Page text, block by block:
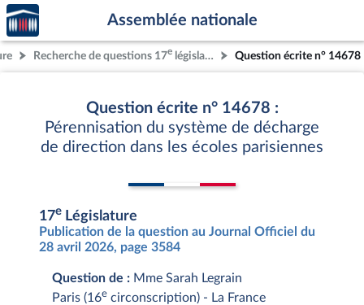
Aller au contenu
Aller en bas de la page
Accèder
à la
page
d'accueil
Assemblée nationale
Recherche de questions 17e législature Question écrite n° 14678
Question écrite n° 14678 :
Pérennisation du système de décharge
de direction dans les écoles parisiennes
17e Législature
Publication de la question au Journal Officiel du
28 avril 2026, page 3584
Question de : Mme Sarah Legrain
Paris (16e circonscription) - La France